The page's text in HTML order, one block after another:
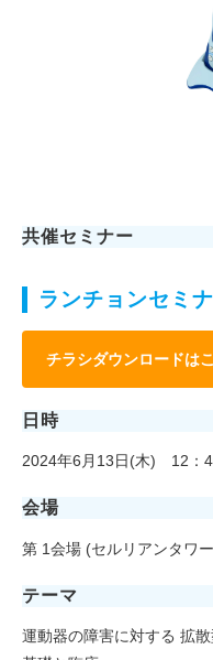
共催セミナー
ランチョンセミ
チラシダウンロードは
日時
2024年6月13日(木) 12：
会場
第 1会場 (セルリアンタワ
テーマ
運動器の障害に対する 拡